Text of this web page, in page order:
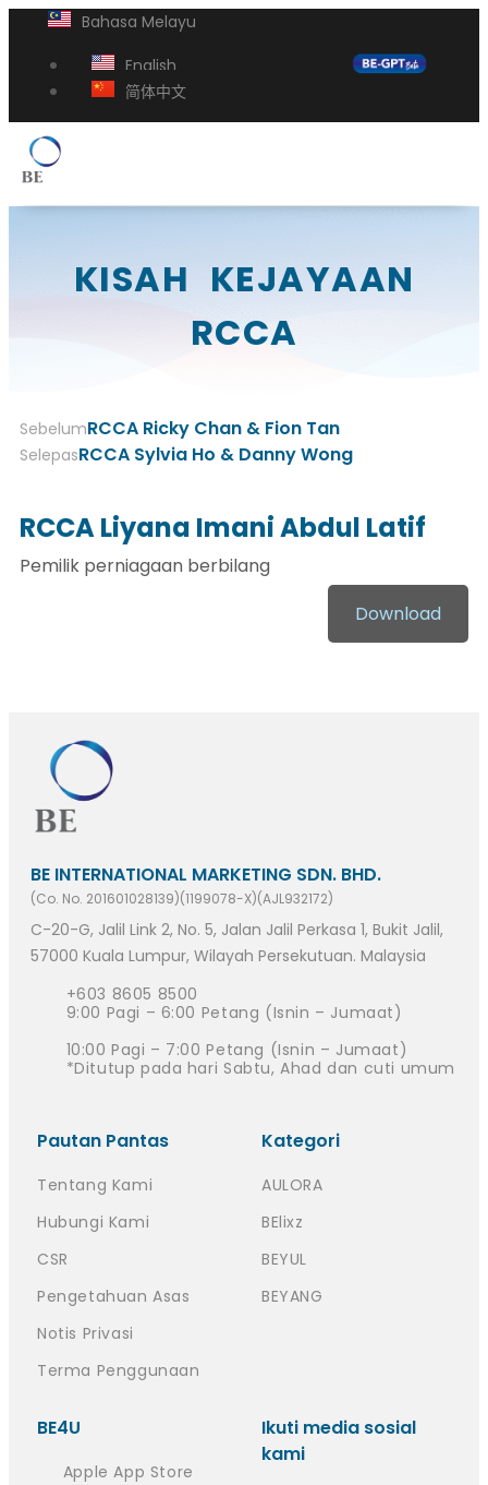
Bahasa Melayu
English
简体中文
KISAH KEJAYAAN
RCCA
SebelumRCCA Ricky Chan & Fion Tan
SelepasRCCA Sylvia Ho & Danny Wong
RCCA Liyana Imani Abdul Latif
Pemilik perniagaan berbilang
Download
BE INTERNATIONAL MARKETING SDN. BHD.
(Co. No. 201601028139)(1199078-X)(AJL932172)
C-20-G, Jalil Link 2, No. 5, Jalan Jalil Perkasa 1, Bukit Jalil,
57000 Kuala Lumpur, Wilayah Persekutuan. Malaysia
+603 8605 8500
9:00 Pagi – 6:00 Petang (Isnin – Jumaat)
10:00 Pagi – 7:00 Petang (Isnin – Jumaat)
*Ditutup pada hari Sabtu, Ahad dan cuti umum
Pautan Pantas
Tentang Kami
Hubungi Kami
CSR
Pengetahuan Asas
Notis Privasi
Terma Penggunaan
Kategori
AULORA
BElixz
BEYUL
BEYANG
BE4U
Apple App Store
Ikuti media sosial
kami